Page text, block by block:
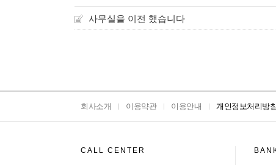
사무실을 이전 했습니다
회사소개 이용약관 이용안내 개인정보처리방침
CALL CENTER